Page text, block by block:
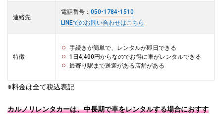
連絡先
電話番号： 050-1784-1510
LINEでのお問い合わせはこちら
特徴
手続きが簡単で、レンタルが即日できる
1日4,400円からなのでお得に車がレンタルできる
最寄り駅まで送迎がある店舗がある
※料金は全て税込表記
カルノリレンタカーは、中長期で車をレンタルする場合におすす